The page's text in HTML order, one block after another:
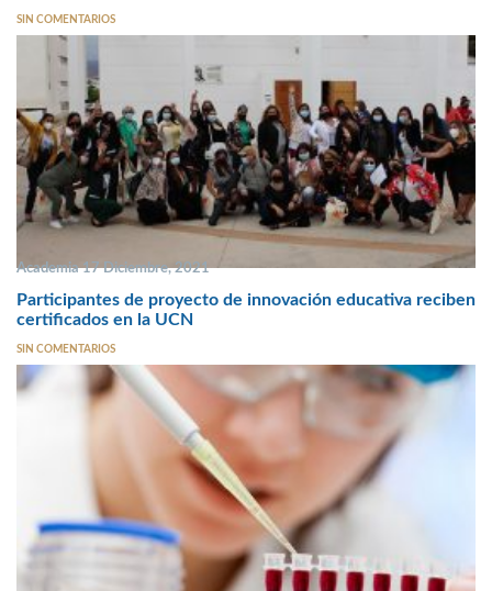
SIN COMENTARIOS
Academia 17 Diciembre, 2021
Participantes de proyecto de innovación educativa reciben
certificados en la UCN
SIN COMENTARIOS